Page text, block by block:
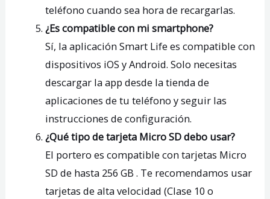
teléfono cuando sea hora de recargarlas.
¿Es compatible con mi smartphone?
Sí, la aplicación Smart Life es compatible con
dispositivos iOS y Android. Solo necesitas
descargar la app desde la tienda de
aplicaciones de tu teléfono y seguir las
instrucciones de configuración.
¿Qué tipo de tarjeta Micro SD debo usar?
El portero es compatible con tarjetas Micro
SD de hasta 256 GB . Te recomendamos usar
tarjetas de alta velocidad (Clase 10 o